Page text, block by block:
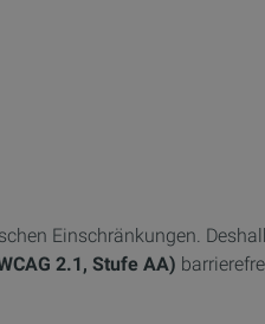
Einschränkungen.
2.1, Stufe AA)